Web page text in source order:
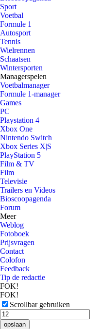
Sport
Voetbal
Formule 1
Autosport
Tennis
Wielrennen
Schaatsen
Wintersporten
Managerspelen
Voetbalmanager
Formule 1-manager
Games
PC
Playstation 4
Xbox One
Nintendo Switch
Xbox Series X|S
PlayStation 5
Film & TV
Film
Televisie
Trailers en Videos
Bioscoopagenda
Forum
Meer
Weblog
Fotoboek
Prijsvragen
Contact
Colofon
Feedback
Tip de redactie
FOK!
FOK!
Scrollbar gebruiken
opslaan